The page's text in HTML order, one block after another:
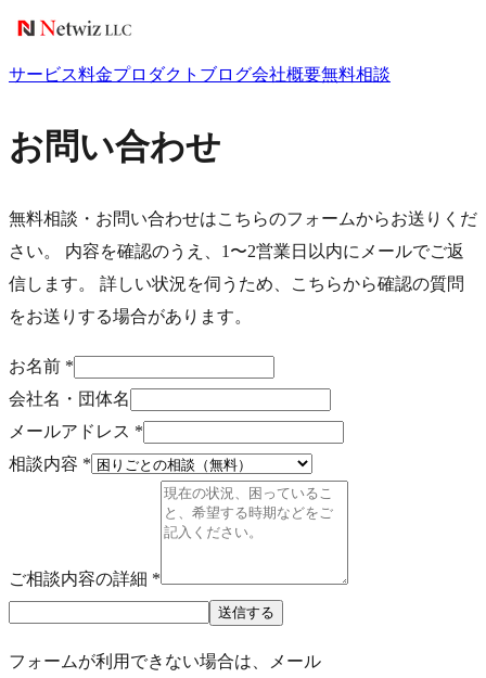
サービス料金プロダクト ブログ会社概要無料相談
お問い合わせ
無料相談・お問い合わせはこちらのフォームからお送りくだ
さい。 内容を確認のうえ、1〜2営業日以内にメールでご返
信します。 詳しい状況を伺うため、こちらから確認の質問
をお送りする場合があります。
お名前 *
会社名・団体名
メールアドレス *
相談内容 *
ご相談内容の詳細 *
送信する
フォームが利用できない場合は、メール